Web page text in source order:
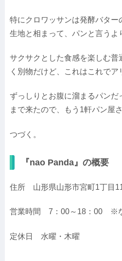
特にクロワッサンは発酵バター
生地と相まって、パンと言うよ
サクサクとした食感を楽しむ普
く別物だけど、これはこれでア
ずっしりとお腹に溜まるパンだ
まで来たので、もう1軒パン屋
つづく。
『nao Panda』の概要
住所 山形県山形市宮町1丁目
営業時間 7：00～18：00 ※
定休日 水曜・木曜